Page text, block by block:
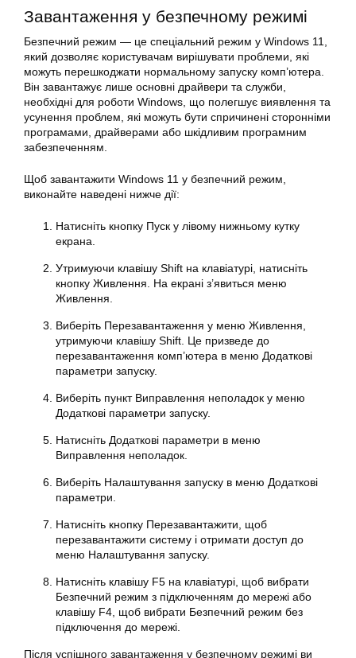
Завантаження у безпечному режимі
Безпечний режим — це спеціальний режим у Windows 11,
який дозволяє користувачам вирішувати проблеми, які
можуть перешкоджати нормальному запуску комп’ютера.
Він завантажує лише основні драйвери та служби,
необхідні для роботи Windows, що полегшує виявлення та
усунення проблем, які можуть бути спричинені сторонніми
програмами, драйверами або шкідливим програмним
забезпеченням.
Щоб завантажити Windows 11 у безпечний режим,
виконайте наведені нижче дії:
Натисніть кнопку Пуск у лівому нижньому кутку
екрана.
Утримуючи клавішу Shift на клавіатурі, натисніть
кнопку Живлення. На екрані з’явиться меню
Живлення.
Виберіть Перезавантаження у меню Живлення,
утримуючи клавішу Shift. Це призведе до
перезавантаження комп’ютера в меню Додаткові
параметри запуску.
Виберіть пункт Виправлення неполадок у меню
Додаткові параметри запуску.
Натисніть Додаткові параметри в меню
Виправлення неполадок.
Виберіть Налаштування запуску в меню Додаткові
параметри.
Натисніть кнопку Перезавантажити, щоб
перезавантажити систему і отримати доступ до
меню Налаштування запуску.
Натисніть клавішу F5 на клавіатурі, щоб вибрати
Безпечний режим з підключенням до мережі або
клавішу F4, щоб вибрати Безпечний режим без
підключення до мережі.
Після успішного завантаження у безпечному режимі ви